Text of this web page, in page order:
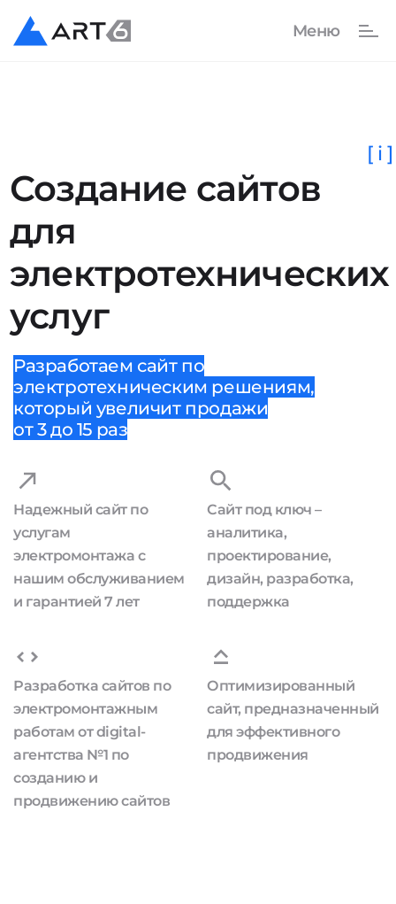
Создание сайтов
для
электротехнических
услуг
[ i ]
Разработаем сайт по
электротехническим решениям,
который увеличит продажи
от 3 до 15 раз
Надежный сайт по
услугам
электромонтажа с
нашим обслуживанием
и гарантией 7 лет
Сайт под ключ –
аналитика,
проектирование,
дизайн, разработка,
поддержка
Разработка сайтов по
электромонтажным
работам от digital-
агентства №1 по
созданию и
продвижению сайтов
Оптимизированный
сайт, предназначенный
для эффективного
продвижения